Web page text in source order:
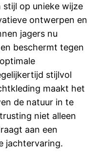
op unieke wijze
ontwerpen en
jagers nu
beschermt tegen
stijlvol
maakt het
de natuur in te
niet alleen
aan een
jachtervaring.